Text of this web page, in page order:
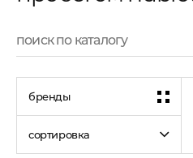
бренды
сортировка